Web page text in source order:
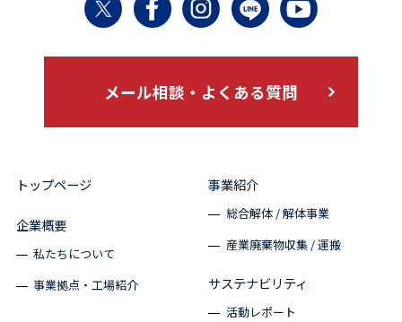
メール相談・よくある質問
トップページ
企業概要
私たちについて
事業拠点・工場紹介
事業紹介
総合解体 / 解体事業
産業廃棄物収集 / 運搬
サステナビリティ
活動レポート